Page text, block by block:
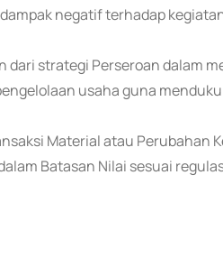
negatif terhadap
strategi Perseroan dalam
usaha guna
Material atau Perubahan
Batasan Nilai sesuai